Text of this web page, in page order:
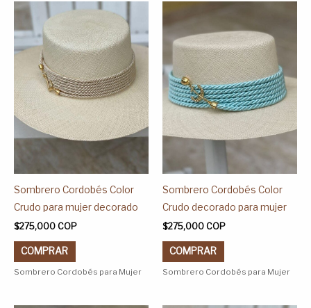
Sombrero Cordobés Color
Crudo para mujer decorado
$275,000 COP
COMPRAR
Este
producto
tiene
múltiples
variantes.
Las
opciones
se
Sombrero Cordobés para Mujer
Sombrero Cordobés Color
Crudo decorado para mujer
$275,000 COP
COMPRAR
Este
producto
tiene
múltiples
variantes.
Las
opciones
pueden
Sombrero Cordobés para Mujer